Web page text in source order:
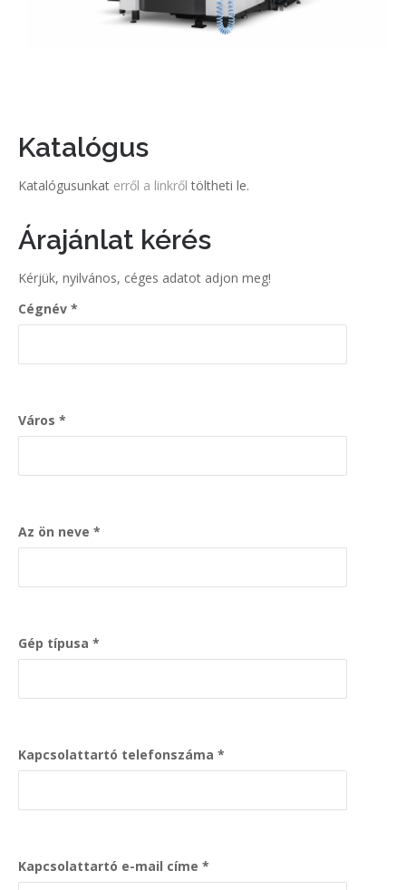
Katalógus
Katalógusunkat erről a linkről töltheti le.
Árajánlat kérés
Kérjük, nyilvános, céges adatot adjon meg!
Cégnév
Város
Az ön neve
Gép típusa
Kapcsolattartó telefonszáma
Kapcsolattartó e-mail címe